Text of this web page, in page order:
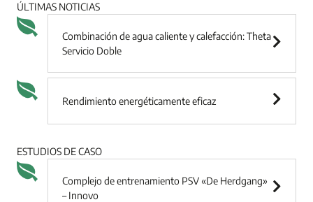
ÚLTIMAS NOTICIAS
Combinación de agua caliente y calefacción: Theta
Servicio Doble
Rendimiento energéticamente eficaz
ESTUDIOS DE CASO
Complejo de entrenamiento PSV «De Herdgang»
– Innovo